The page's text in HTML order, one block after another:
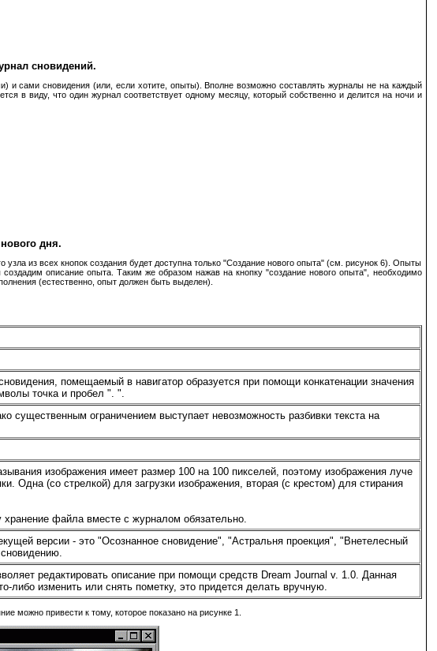
сновидений.
и сами сновидения (или, если хотите, опыты). Вполне возможно составлять журналы не на каждый
в виду, что один журнал соответствует одному месяцу, который собственно и делится на ночи и
дня.
из всех кнопок создания будет доступна только "Создание нового опыта" (см. рисунок 6). Опыты
описание опыта. Таким же образом нажав на кнопку "создание нового опыта", необходимо
(естественно, опыт должен быть выделен).
помещаемый в навигатор образуется при помощи конкатенации значения
точка и пробел ". ".
ограничением выступает невозможность разбивки текста на
изображения имеет размер 100 на 100 пикселей, поэтому изображения луче
Одна (со стрелкой) для загрузки изображения, вторая (с крестом) для стирания
файла вместе с журналом обязательно.
версии - это "Осознанное сновидение", "Астральня проекция", "Внетелесный
редактировать описание при помощи средств Dream Journal v. 1.0. Данная
изменить или снять пометку, это придется делать вручную.
можно привести к тому, которое показано на рисунке 1.